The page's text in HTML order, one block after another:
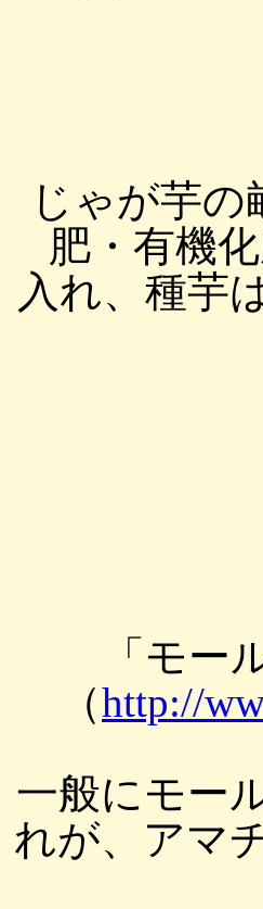
じゃが芋の
肥・有機
入れ、種芋
「モー
（http://
一般にモー
れが、アマ